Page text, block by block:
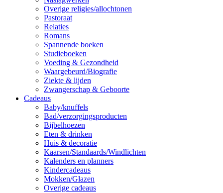
Overige religies/allochtonen
Pastoraat
Relaties
Romans
Spannende boeken
Studieboeken
Voeding & Gezondheid
Waargebeurd/Biografie
Ziekte & lijden
Zwangerschap & Geboorte
Cadeaus
Baby/knuffels
Bad/verzorgingsproducten
Bijbelhoezen
Eten & drinken
Huis & decoratie
Kaarsen/Standaards/Windlichten
Kalenders en planners
Kindercadeaus
Mokken/Glazen
Overige cadeaus